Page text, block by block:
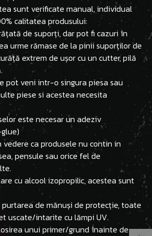
sunt verificate manual, individual
calitatea produsului:
de suporți, dar pot fi cazuri în
urme rămase de la pinii suporților de
extrem de ușor cu un cutter, pilă
pot veni intr-o singura piesa sau
piese si acestea necesita
este necesar un adeziv
ca produsele nu contin in
pensule sau orice fel de
cu alcool izopropilic, acestea sunt
purtarea de mănuși de protecție, toate
uscate/intarite cu lămpi UV.
unui primer/grund înainte de